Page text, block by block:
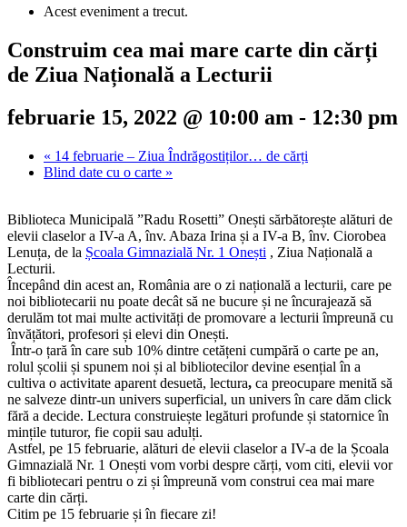
Acest eveniment a trecut.
Construim cea mai mare carte din cărți
de Ziua Națională a Lecturii
februarie 15, 2022 @ 10:00 am - 12:30 pm
« 14 februarie – Ziua Îndrăgostiților… de cărți
Blind date cu o carte »
Biblioteca Municipală ”Radu Rosetti” Onești sărbătorește alături de
elevii claselor a IV-a A, înv. Abaza Irina și a IV-a B, înv. Ciorobea
Lenuța, de la Școala Gimnazială Nr. 1 Onești , Ziua Națională a
Lecturii.
Începând din acest an, România are o zi națională a lecturii, care pe
noi bibliotecarii nu poate decât să ne bucure și ne încurajează să
derulăm tot mai multe activități de promovare a lecturii împreună cu
învățători, profesori și elevi din Onești.
Într-o țară în care sub 10% dintre cetățeni cumpără o carte pe an,
rolul școlii și spunem noi și al bibliotecilor devine esențial în a
cultiva o activitate aparent desuetă, lectura, ca preocupare menită să
ne salveze dintr-un univers superficial, un univers în care dăm click
fără a decide. Lectura construiește legături profunde și statornice în
mințile tuturor, fie copii sau adulți.
Astfel, pe 15 februarie, alături de elevii claselor a IV-a de la Școala
Gimnazială Nr. 1 Onești vom vorbi despre cărți, vom citi, elevii vor
fi bibliotecari pentru o zi și împreună vom construi cea mai mare
carte din cărți.
Citim pe 15 februarie și în fiecare zi!